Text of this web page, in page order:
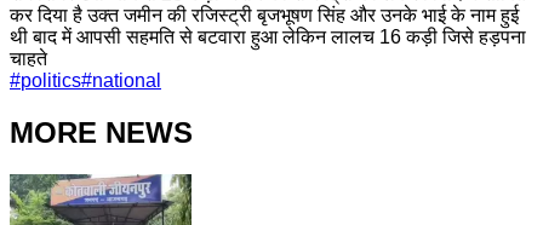
कर दिया है उक्त जमीन की रजिस्ट्री बृजभूषण सिंह और उनके भाई के नाम हुई
थी बाद में आपसी सहमति से बटवारा हुआ लेकिन लालच 16 कड़ी जिसे हड़पना
चाहते
#politics#national
MORE NEWS